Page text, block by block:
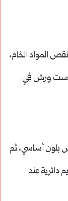
المواد الخام،
ست ورش في
بلون أساسي، ثم
دائرية عند